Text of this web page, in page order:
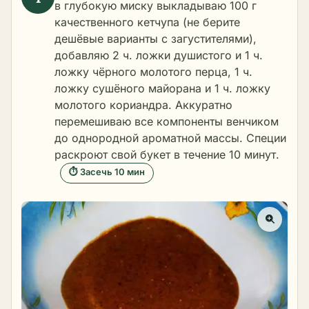
в глубокую миску выкладываю 100 г
качественного кетчупа (не берите
дешёвые варианты с загустителями),
добавляю 2 ч. ложки душистого и 1 ч.
ложку чёрного молотого перца, 1 ч.
ложку сушёного майорана и 1 ч. ложку
молотого кориандра. Аккуратно
перемешиваю все компоненты венчиком
до однородной ароматной массы. Специи
раскроют свой букет в течение 10 минут.
⏱ Засечь 10 мин